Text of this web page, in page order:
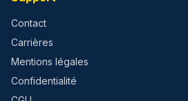
Contact
Carrières
Mentions légales
Confidentialité